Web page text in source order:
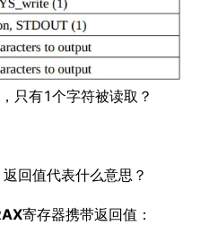
只有1个字符被读取？
回值代表什么意思？
寄存器携带返回值：